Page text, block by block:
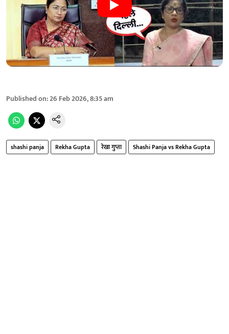
Published on:26 Feb 2026, 8:35 am
shashi panja Rekha Gupta रेखा गुप्ता Shashi Panja vs Rekha Gupta